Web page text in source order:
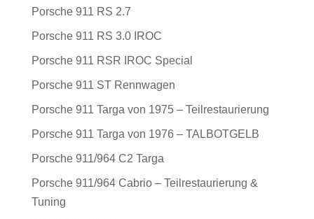
Porsche 911 RS 2.7
Porsche 911 RS 3.0 IROC
Porsche 911 RSR IROC Special
Porsche 911 ST Rennwagen
Porsche 911 Targa von 1975 – Teilrestaurierung
Porsche 911 Targa von 1976 – TALBOTGELB
Porsche 911/964 C2 Targa
Porsche 911/964 Cabrio – Teilrestaurierung &
Tuning